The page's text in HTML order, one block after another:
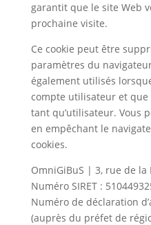
garantit que le site Web
prochaine visite.
Ce cookie peut être
paramètres du
également utilisés
compte utilisateur et que
tant qu’utilisateur. Vous
en empêchant le
cookies.
OmniGiBuS | 3, rue de la
Numéro SIRET :
Numéro de déclaration
(auprès du préfet de